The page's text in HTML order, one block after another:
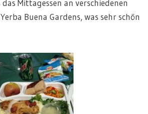
das Mittagessen an verschiedenen
Buena Gardens, was sehr schön